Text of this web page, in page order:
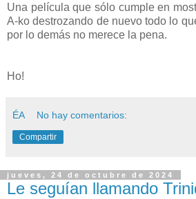
Una película que sólo cumple en
A-ko destrozando de nuevo todo lo
por lo demás no merece la pena.
Ho!
ÉA No hay comentarios:
Compartir
jueves, 24 de octubre de 2024
Le seguían llamando